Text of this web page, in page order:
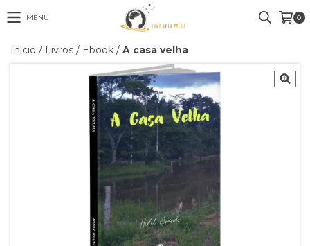
MENU 0
Início / Livros / Ebook / A casa velha